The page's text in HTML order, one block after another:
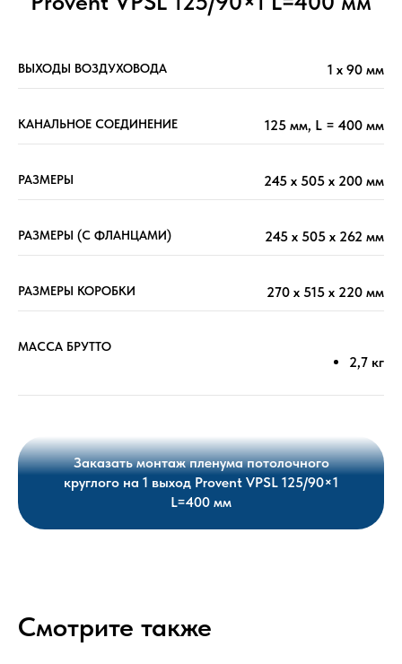
ВЫХОДЫ ВОЗДУХОВОДА 1 х 90 мм
КАНАЛЬНОЕ СОЕДИНЕНИЕ 125 мм, L = 400 мм
РАЗМЕРЫ 245 х 505 х 200 мм
РАЗМЕРЫ (С ФЛАНЦАМИ) 245 х 505 х 262 мм
РАЗМЕРЫ КОРОБКИ 270 х 515 х 220 мм
МАССА БРУТТО
2,7 кг
Заказать монтаж пленума потолочного
круглого на 1 выход Provent VPSL 125/90×1
L=400 мм
Смотрите также